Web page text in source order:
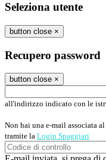
Seleziona utente
button close ×
Recupero password
button close ×
all'indirizzo indicato con le
Non hai una e-mail associata
tramite la Login Spaggiari